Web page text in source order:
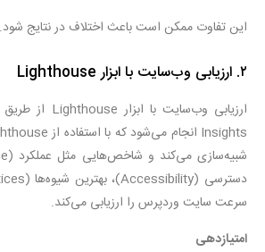
این تفاوت ممکن است باعث اختلاف در نتایج شود.
۲. ارزیابی وب‌سایت با ابزار Lighthouse
سرعت سایت وردپرس را ارزیابی می‌کند.
امتیازدهی